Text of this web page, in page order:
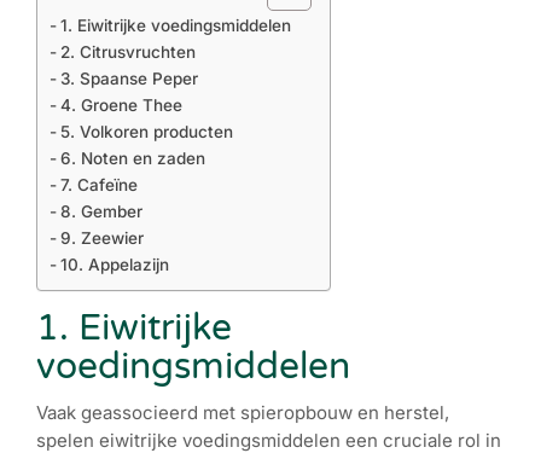
1. Eiwitrijke voedingsmiddelen
2. Citrusvruchten
3. Spaanse Peper
4. Groene Thee
5. Volkoren producten
6. Noten en zaden
7. Cafeïne
8. Gember
9. Zeewier
10. Appelazijn
1. Eiwitrijke
voedingsmiddelen
Vaak geassocieerd met spieropbouw en herstel,
spelen eiwitrijke voedingsmiddelen een cruciale rol in